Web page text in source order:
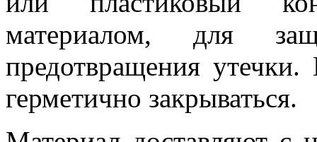
материалом, для
предотвращения
герметично закрываться.